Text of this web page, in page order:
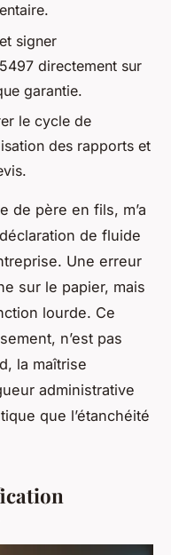
signer
directement sur
garantie.
le cycle de
des rapports et
de père en fils, m’a
de fluide
Une erreur
sur le papier, mais
lourde. Ce
n’est pas
la maîtrise
administrative
que l’étanchéité